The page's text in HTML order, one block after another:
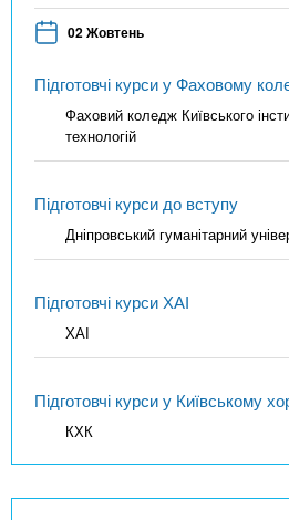
02 Жовтень
Підготовчі курси у Фаховому
Фаховий коледж Київського
технологій
Підготовчі курси до вступу
Дніпровський гуманітарний
Підготовчі курси ХАІ
ХАІ
Підготовчі курси у Київському
КХК